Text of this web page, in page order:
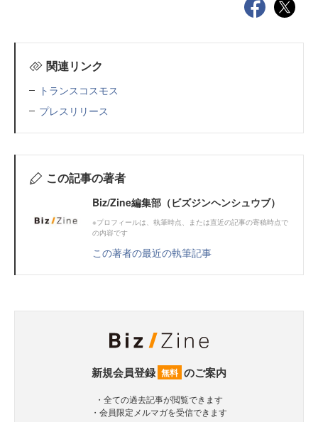
関連リンク
トランスコスモス
プレスリリース
この記事の著者
Biz/Zine編集部（ビズジンヘンシュウブ）
※プロフィールは、執筆時点、または直近の記事の寄稿時点で
の内容です
この著者の最近の執筆記事
新規会員登録 無料 のご案内
・全ての過去記事が閲覧できます
・会員限定メルマガを受信できます